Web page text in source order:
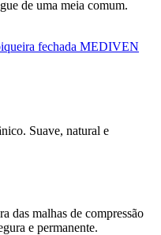
de uma meia comum.
fechada MEDIVEN
Suave, natural e
das malhas de compressão
e permanente.